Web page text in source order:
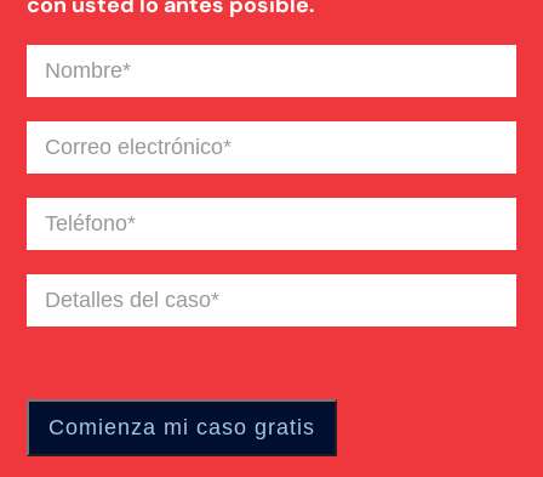
Nombre(Required)
Correo
electrónico(Required)
Teléfono(Required)
Detalles
del